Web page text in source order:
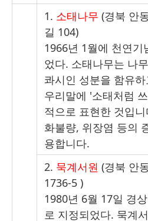
1. 소태나무 (경북 안
길 104)
1966년 1월에 천연기
었다. 소태나무는 나
콰시인 성분을 함유
우리말에 '소태처럼
적으로 표현한 것입
화불량, 위장염 등의
용합니다.
2. 묵계서원 (경북 안
1736-5 )
1980년 6월 17일 경
로 지정되었다. 묵계